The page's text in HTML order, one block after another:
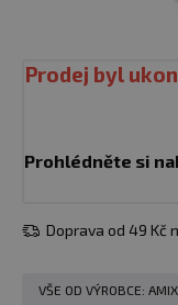
Prodej byl
Prohlédněte si
Doprava od 49 Kč
VŠE OD VÝROBCE: